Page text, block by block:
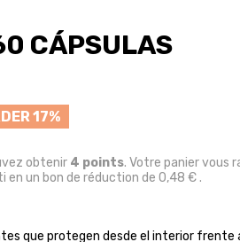
CÁPSULAS
17%
obtenir 4 points. Votre panier vous
un bon de réduction de 0,48 €.
que protegen desde el interior frente